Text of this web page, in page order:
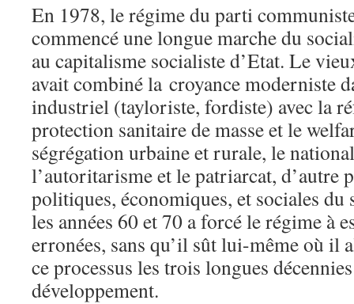
En 1978, le régime du parti
commencé une longue marche du
au capitalisme socialiste d’Etat. Le
avait combiné la croyance moderniste
industriel (tayloriste, fordiste) avec la
protection sanitaire de masse et le
ségrégation urbaine et rurale, le
l’autoritarisme et le patriarcat, d’autre
politiques, économiques, et sociales du
les années 60 et 70 a forcé le régime à
erronées, sans qu’il sût lui-même où il
ce processus les trois longues
développement.